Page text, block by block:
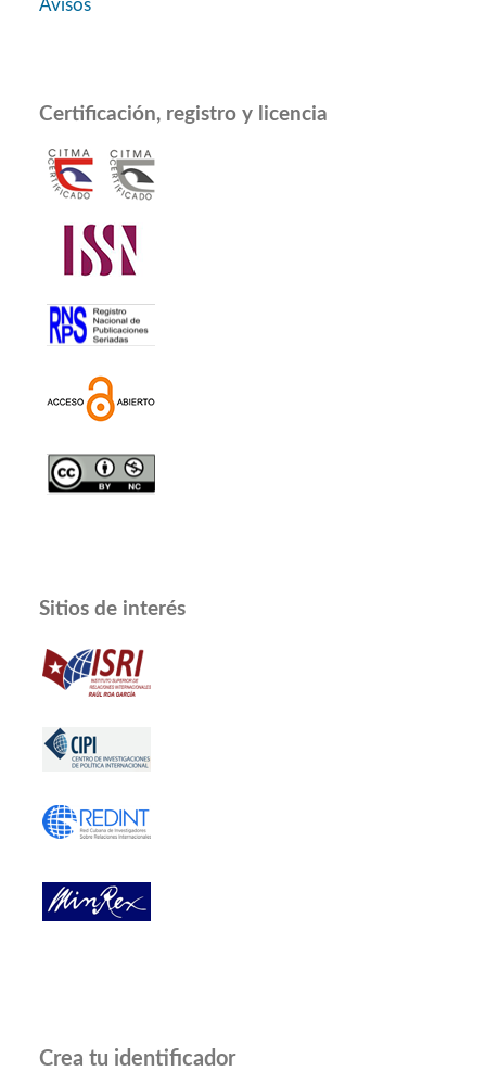
Avisos
Certificación, registro y licencia
Sitios de interés
Crea tu identificador